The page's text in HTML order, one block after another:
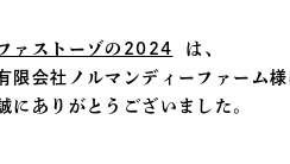
ァストーゾの2024
は、
限会社ノルマンディーファーム
にありがとうございました。